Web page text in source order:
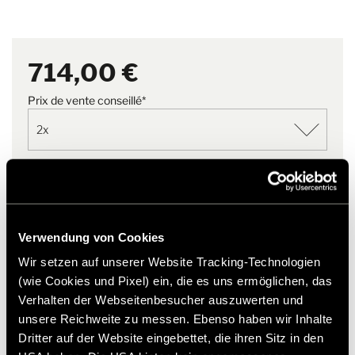
Verwendung von Cookies
Wir setzen auf unserer Website Tracking-Technologien
(wie Cookies und Pixel) ein, die es uns ermöglichen, das
Verhalten der Webseitenbesucher auszuwerten und
unsere Reichweite zu messen. Ebenso haben wir Inhalte
Dritter auf der Website eingebettet, die ihren Sitz in den
l'ensemble doit être vérifiée par votre partenaire commercial
714,00 €
Prix de vente conseillé*
* Les accessoires Hymer d'origine ne sont pas disponibles
en usine, mais peuvent uniquement être commandés et
installés auprès de votre partenaire commercial. Les
images peuvent être modifiées.